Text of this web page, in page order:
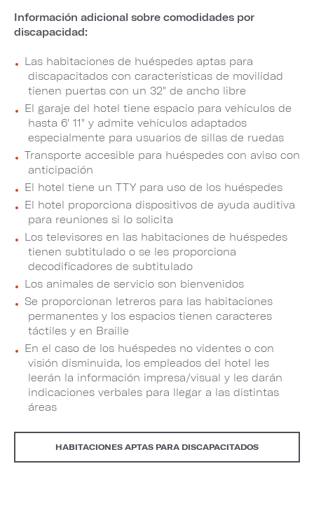
Información adicional sobre comodidades por
discapacidad:
Las habitaciones de huéspedes aptas para
discapacitados con características de movilidad
tienen puertas con un 32" de ancho libre
El garaje del hotel tiene espacio para vehículos de
hasta 6' 11" y admite vehículos adaptados
especialmente para usuarios de sillas de ruedas
Transporte accesible para huéspedes con aviso con
anticipación
El hotel tiene un TTY para uso de los huéspedes
El hotel proporciona dispositivos de ayuda auditiva
para reuniones si lo solicita
Los televisores en las habitaciones de huéspedes
tienen subtitulado o se les proporciona
decodificadores de subtitulado
Los animales de servicio son bienvenidos
Se proporcionan letreros para las habitaciones
permanentes y los espacios tienen caracteres
táctiles y en Braille
En el caso de los huéspedes no videntes o con
visión disminuida, los empleados del hotel les
leerán la información impresa/visual y les darán
indicaciones verbales para llegar a las distintas
áreas
HABITACIONES APTAS PARA DISCAPACITADOS